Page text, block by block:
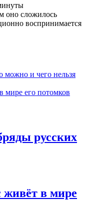
оно сложилось
воспринимается
можно и чего нельзя
мире его потомков
русских
живёт в мире